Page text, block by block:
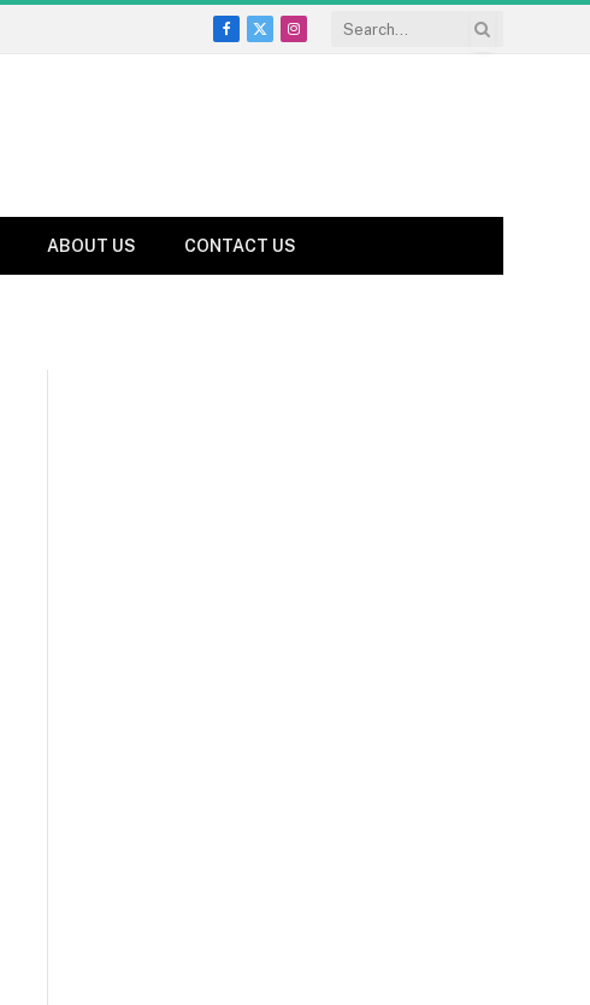
Facebook
X
Instagram
ABOUT US CONTACT US